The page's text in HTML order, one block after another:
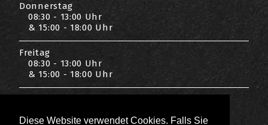
Diese Website verwendet Cookies. Falls Sie
Donnerstag
08:30 - 13:00 Uhr
& 15:00 - 18:00 Uhr
Freitag
08:30 - 13:00 Uhr
& 15:00 - 18:00 Uhr